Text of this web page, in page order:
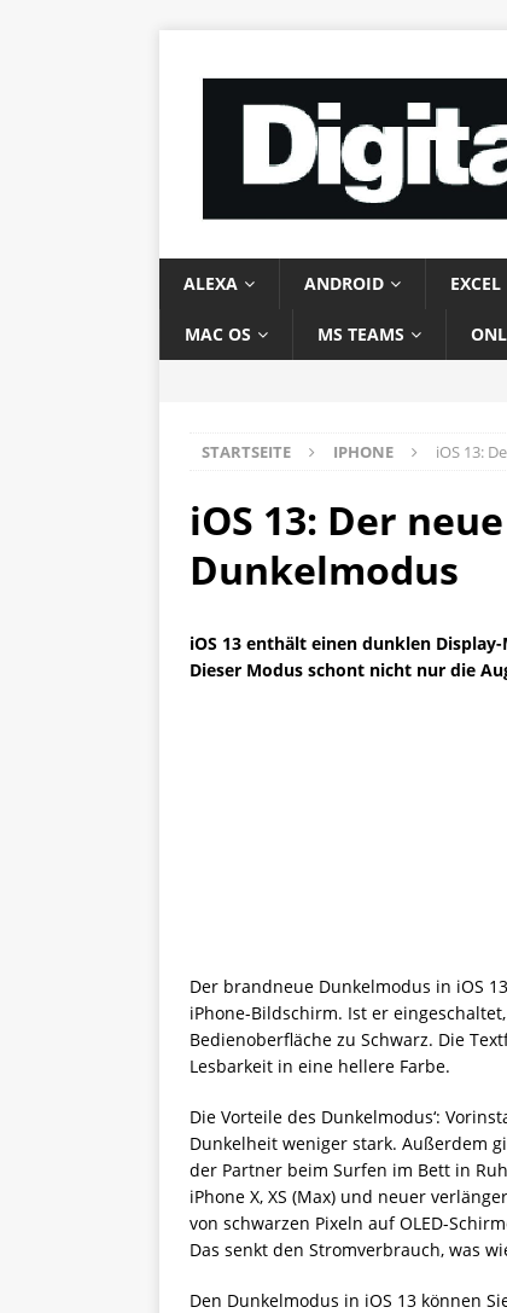
ALEXA ANDROID EXCEL
MAC OS MS TEAMS
STARTSEITE IPHONE iOS 13:
iOS 13: Der
Dunkelmodus
iOS 13 enthält einen dunklen
Dieser Modus schont nicht nur die
Der brandneue Dunkelmodus in iOS
iPhone-Bildschirm. Ist er
Bedienoberfläche zu Schwarz. Die
Lesbarkeit in eine hellere Farbe.
Die Vorteile des Dunkelmodus‘:
Dunkelheit weniger stark. Außerdem
der Partner beim Surfen im Bett in
iPhone X, XS (Max) und neuer
von schwarzen Pixeln auf OLED-
Das senkt den Stromverbrauch, was
Den Dunkelmodus in iOS 13 können